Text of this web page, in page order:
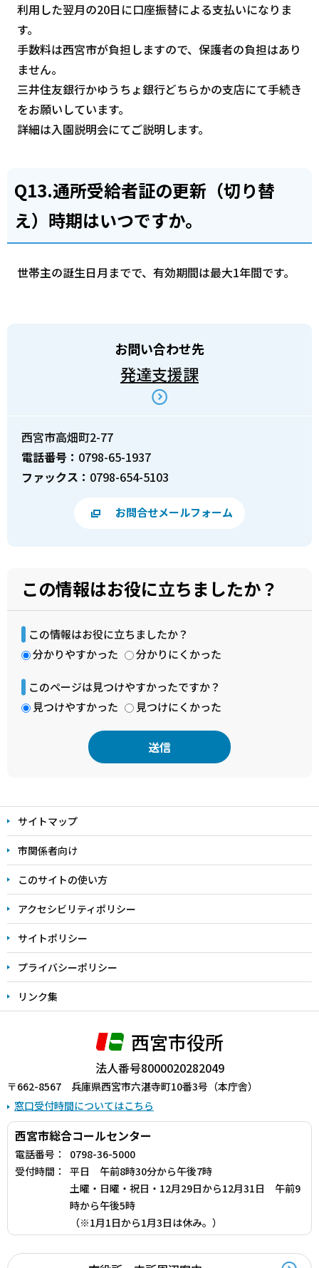
利用した翌月の20日に口座振替による支払いになりま
す。
手数料は西宮市が負担しますので、保護者の負担はあり
ません。
三井住友銀行かゆうちょ銀行どちらかの支店にて手続き
をお願いしています。
詳細は入園説明会にてご説明します。
Q13.通所受給者証の更新（切り替
え）時期はいつですか。
世帯主の誕生日月までで、有効期間は最大1年間です。
お問い合わせ先
発達支援課
西宮市高畑町2-77
電話番号： 0798-65-1937
ファックス： 0798-654-5103
お問合せメールフォーム
この情報はお役に立ちましたか？
この情報はお役に立ちましたか？
分かりやすかった
分かりにくかった
このページは見つけやすかったですか？
見つけやすかった
見つけにくかった
文
こ
こ
ま
で
サイトマップ
市関係者向け
このサイトの使い方
アクセシビリティポリシー
サイトポリシー
プライバシーポリシー
リンク集
西宮市役所
法人番号8000020282049
〒662-8567 兵庫県西宮市六湛寺町10番3号（本庁舎）
窓口受付時間についてはこちら
西宮市総合コールセンター
電話番号：
0798-36-5000
受付時間：
平日 午前8時30分から午後7時
土曜・日曜・祝日・12月29日から12月31日 午前9
時から午後5時
（※1月1日から1月3日は休み。）